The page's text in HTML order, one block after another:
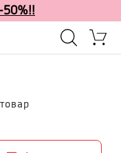
50%!!
товар